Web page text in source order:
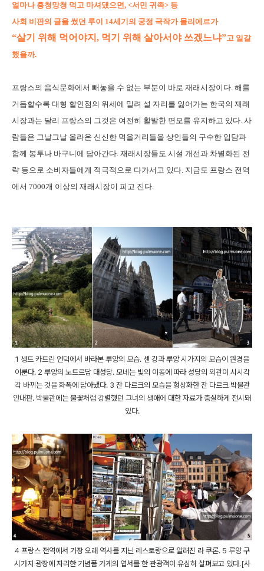
얼마나 흥청망청 먹고 마셔댔으면, <서민 귀족> 등
사회 비판의 글을 썼던 루이 14세기의 궁정 극작가 몰리에르가
“살기 위해 먹어야지, 먹기 위해 살아서야 쓰겠느냐”고 일갈
했을까.
프랑스의 음식문화에서 빼놓을 수 없는 부분이 바로 재래시장이다. 해를
거듭할수록 대형 할인점의 위세에 밀려 설 자리를 잃어가는 한국의 재래
시장과는 달리 프랑스의 그것은 여전히 활발한 면모를 유지하고 있다. 사
람들은 그날그날 올라온 신신한 먹을거리들을 상인들의 구수한 입담과
함께 봉투나 바구니에 담아간다. 재래시장들도 시설 개선과 차별화된 전
략 등으로 소비자들에게 적극적으로 다가서고 있다. 지금도 프랑스 전역
에서 7000개 이상의 재래시장이 피고 진다.
1 생트 카트린 언덕에서 바라본 루앙의 모습. 센 강과 루앙 시가지의 모습이 원경을
이룬다. 2 루앙의 노트르담 대성당. 모네는 빛의 이동에 따라 성당의 외관이 시시각
각 바뀌는 것을 화폭에 담아냈다. 3 잔 다르크의 모습을 형상화한 잔 다르크 박물관
안내판. 박물관에는 불꽃처럼 강렬했던 그녀의 생애에 대한 자료가 충실하게 전시돼
있다.
4 프랑스 전역에서 가장 오래 역사를 지닌 레스토랑으로 알려진 라 쿠론. 5 루앙 구
시가지 광장에 자리한 기념품 가게의 엽서를 한 관광객이 유심히 살펴보고 있다.[사